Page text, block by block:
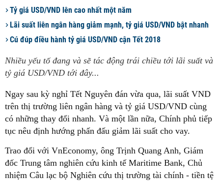
Tỷ giá USD/VND lên cao nhất một năm
Lãi suất liên ngân hàng giảm mạnh, tỷ giá USD/VND bật nhanh
Cú đúp điều hành tỷ giá USD/VND cận Tết 2018
Nhiều yếu tố đang và sẽ tác động trái chiều tới lãi suất và
tỷ giá USD/VND tới đây...
Ngay sau kỳ nghỉ Tết Nguyên đán vừa qua, lãi suất VND
trên thị trường liên ngân hàng và tỷ giá USD/VND cùng
có những thay đổi nhanh. Và một lần nữa, Chính phủ tiếp
tục nêu định hướng phấn đấu giảm lãi suất cho vay.
Trao đổi với VnEconomy, ông Trịnh Quang Anh, Giám
đốc Trung tâm nghiên cứu kinh tế Maritime Bank, Chủ
nhiệm Câu lạc bộ Nghiên cứu thị trường tài chính - tiền tệ